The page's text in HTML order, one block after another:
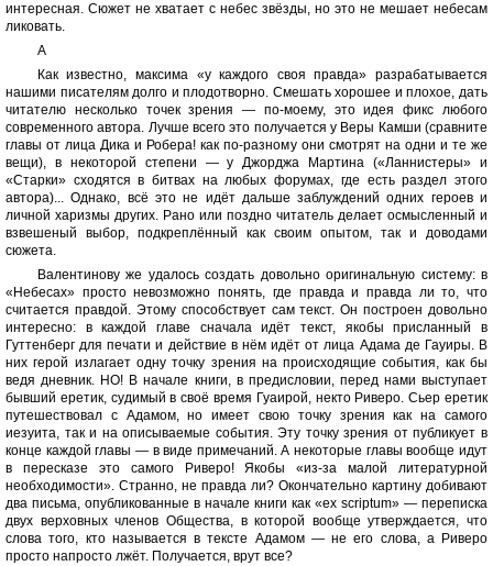
интересная. Сюжет не хватает с небес звёзды, но это не мешает небесам
ликовать.
A
Как известно, максима «у каждого своя правда» разрабатывается
нашими писателям долго и плодотворно. Смешать хорошее и плохое, дать
читателю несколько точек зрения — по-моему, это идея фикс любого
современного автора. Лучше всего это получается у Веры Камши (сравните
главы от лица Дика и Робера! как по-разному они смотрят на одни и те же
вещи), в некоторой степени — у Джорджа Мартина («Ланнистеры» и
«Старки» сходятся в битвах на любых форумах, где есть раздел этого
автора)... Однако, всё это не идёт дальше заблуждений одних героев и
личной харизмы других. Рано или поздно читатель делает осмысленный и
взвешеный выбор, подкреплённый как своим опытом, так и доводами
сюжета.
Валентинову же удалось создать довольно оригинальную систему: в
«Небесах» просто невозможно понять, где правда и правда ли то, что
считается правдой. Этому способствует сам текст. Он построен довольно
интересно: в каждой главе сначала идёт текст, якобы присланный в
Гуттенберг для печати и действие в нём идёт от лица Адама де Гауиры. В
них герой излагает одну точку зрения на происходящие события, как бы
ведя дневник. НО! В начале книги, в предисловии, перед нами выступает
бывший еретик, судимый в своё время Гуаирой, некто Риверо. Сьер еретик
путешествовал с Адамом, но имеет свою точку зрения как на самого
иезуита, так и на описываемые события. Эту точку зрения от публикует в
конце каждой главы — в виде примечаний. А некоторые главы вообще идут
в пересказе это самого Риверо! Якобы «из-за малой литературной
необходимости». Странно, не правда ли? Окончательно картину добивают
два письма, опубликованные в начале книги как «ex scriptum» — переписка
двух верховных членов Общества, в которой вообще утверждается, что
слова того, кто называется в тексте Адамом — не его слова, а Риверо
просто напросто лжёт. Получается, врут все?